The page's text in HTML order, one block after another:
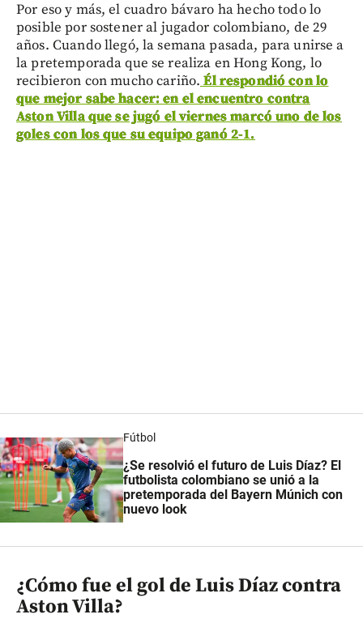
Por eso y más, el cuadro bávaro ha hecho todo lo
posible por sostener al jugador colombiano, de 29
años. Cuando llegó, la semana pasada, para unirse a
la pretemporada que se realiza en Hong Kong, lo
recibieron con mucho cariño. Él respondió con lo
que mejor sabe hacer: en el encuentro contra
Aston Villa que se jugó el viernes marcó uno de los
goles con los que su equipo ganó 2-1.
Fútbol
¿Se resolvió el futuro de Luis Díaz? El
futbolista colombiano se unió a la
pretemporada del Bayern Múnich con
nuevo look
¿Cómo fue el gol de Luis Díaz contra
Aston Villa?